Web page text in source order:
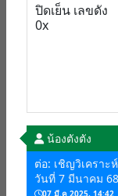
ปิดเย็น เลขดัง
0x
น้องตังตัง
ต่อ: เชิญวิเคราะ
วันที่ 7 มีนาคม 68
07 มี.ค 2025, 14:42